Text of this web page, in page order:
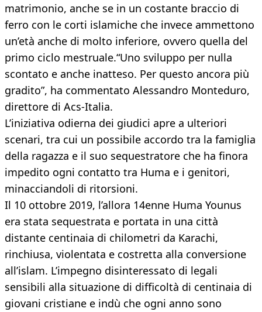
matrimonio, anche se in un costante braccio di
ferro con le corti islamiche che invece ammettono
un’età anche di molto inferiore, ovvero quella del
primo ciclo mestruale.“Uno sviluppo per nulla
scontato e anche inatteso. Per questo ancora più
gradito”, ha commentato Alessandro Monteduro,
direttore di Acs-Italia.
L’iniziativa odierna dei giudici apre a ulteriori
scenari, tra cui un possibile accordo tra la famiglia
della ragazza e il suo sequestratore che ha finora
impedito ogni contatto tra Huma e i genitori,
minacciandoli di ritorsioni.
Il 10 ottobre 2019, l’allora 14enne Huma Younus
era stata sequestrata e portata in una città
distante centinaia di chilometri da Karachi,
rinchiusa, violentata e costretta alla conversione
all’islam. L’impegno disinteressato di legali
sensibili alla situazione di difficoltà di centinaia di
giovani cristiane e indù che ogni anno sono